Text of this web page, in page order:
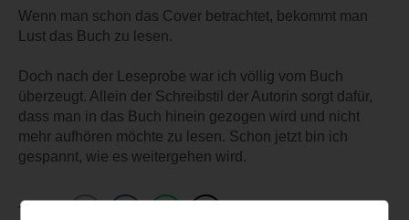
Wenn man schon das Cover betrachtet, bekommt man
Lust das Buch zu lesen.
Doch nach der Leseprobe war ich völlig vom Buch
überzeugt. Allein der Schreibstil der Autorin sorgt dafür,
dass man in das Buch hinein gezogen wird und nicht
mehr aufhören möchte zu lesen. Schon jetzt bin ich
gespannt, wie es weitergehen wird.
TEILEN